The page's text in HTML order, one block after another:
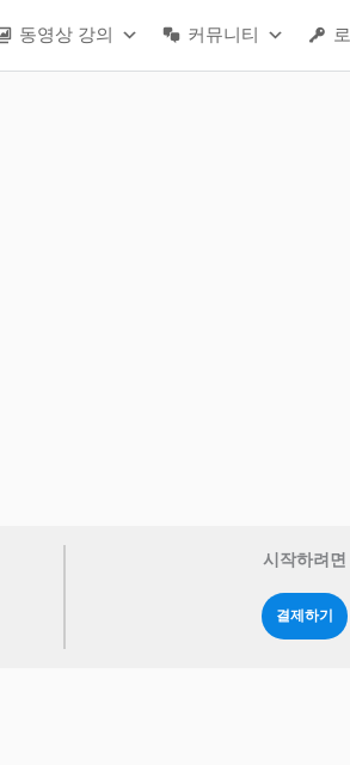
동영상 강의 커뮤니티
시작하려면
결제하기